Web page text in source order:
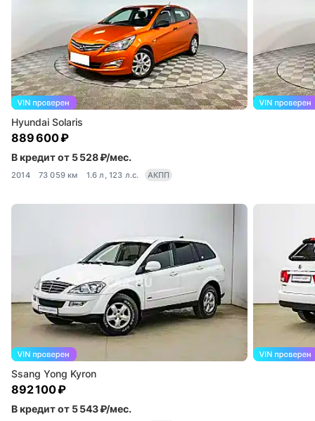
Hyundai Solaris
889 600 ₽
В кредит от 5 528 ₽/мес.
2014 73 059 км 1.6 л, 123 л.с. АКПП
Ssang Yong Kyron
892 100 ₽
В кредит от 5 543 ₽/мес.